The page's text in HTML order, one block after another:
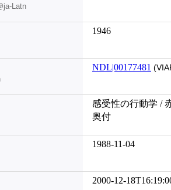
Latn
1946
NDL|00177481
感受性の行動学 /
奥付
1988-11-04
2000-12-